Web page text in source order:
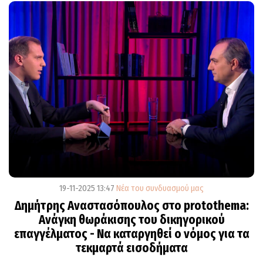
19-11-2025 13:47 Νέα του συνδυασμού μας
Δημήτρης Αναστασόπουλος στο protothema:
Ανάγκη θωράκισης του δικηγορικού
επαγγέλματος - Να καταργηθεί ο νόμος για τα
τεκμαρτά εισοδήματα